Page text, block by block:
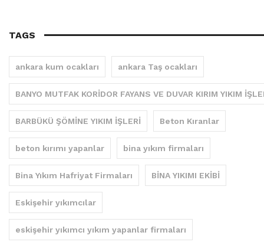
TAGS
ankara kum ocakları ankara Taş ocakları
BANYO MUTFAK KORİDOR FAYANS VE DUVAR KIRIM YIKIM
BARBÜKÜ ŞÖMİNE YIKIM İŞLERİ Beton Kıranlar
beton kırımı yapanlar bina yıkım firmaları
Bina Yıkım Hafriyat Firmaları BİNA YIKIMI EKİBİ
Eskişehir yıkımcılar
eskişehir yıkımcı yıkım yapanlar firmaları